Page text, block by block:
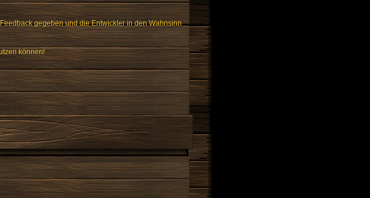
gegeben und die Entwickler in den Wahnsinn
können!